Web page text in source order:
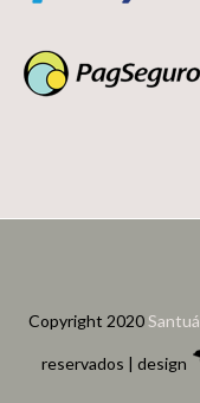
Copyright 2020
reservados | design